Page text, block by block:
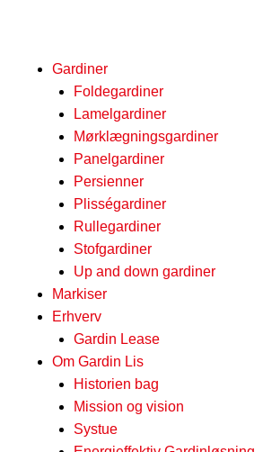
Gardiner
Foldegardiner
Lamelgardiner
Mørklægningsgardiner
Panelgardiner
Persienner
Plisségardiner
Rullegardiner
Stofgardiner
Up and down gardiner
Markiser
Erhverv
Gardin Lease
Om Gardin Lis
Historien bag
Mission og vision
Systue